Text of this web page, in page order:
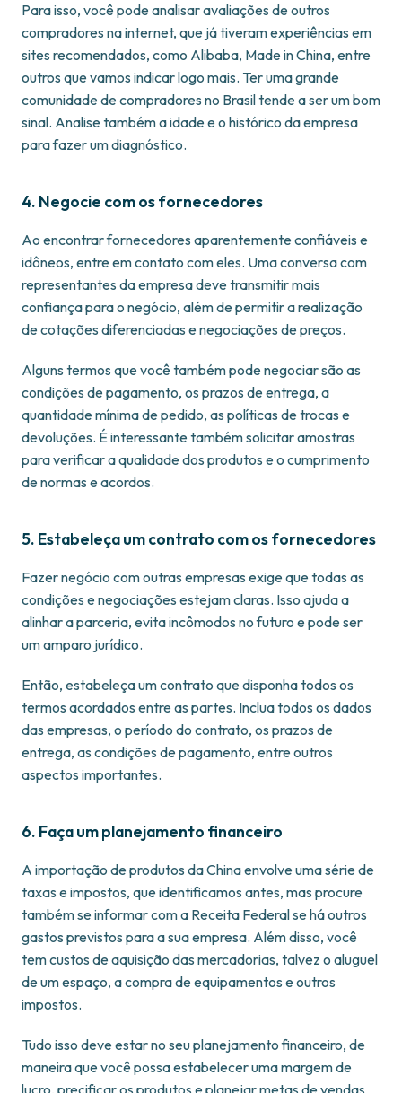
Para isso, você pode analisar avaliações de outros
compradores na internet, que já tiveram experiências em
sites recomendados, como Alibaba, Made in China, entre
outros que vamos indicar logo mais. Ter uma grande
comunidade de compradores no Brasil tende a ser um bom
sinal. Analise também a idade e o histórico da empresa
para fazer um diagnóstico.
4. Negocie com os fornecedores
Ao encontrar fornecedores aparentemente confiáveis e
idôneos, entre em contato com eles. Uma conversa com
representantes da empresa deve transmitir mais
confiança para o negócio, além de permitir a realização
de cotações diferenciadas e negociações de preços.
Alguns termos que você também pode negociar são as
condições de pagamento, os prazos de entrega, a
quantidade mínima de pedido, as políticas de trocas e
devoluções. É interessante também solicitar amostras
para verificar a qualidade dos produtos e o cumprimento
de normas e acordos.
5. Estabeleça um contrato com os fornecedores
Fazer negócio com outras empresas exige que todas as
condições e negociações estejam claras. Isso ajuda a
alinhar a parceria, evita incômodos no futuro e pode ser
um amparo jurídico.
Então, estabeleça um contrato que disponha todos os
termos acordados entre as partes. Inclua todos os dados
das empresas, o período do contrato, os prazos de
entrega, as condições de pagamento, entre outros
aspectos importantes.
6. Faça um planejamento financeiro
A importação de produtos da China envolve uma série de
taxas e impostos, que identificamos antes, mas procure
também se informar com a Receita Federal se há outros
gastos previstos para a sua empresa. Além disso, você
tem custos de aquisição das mercadorias, talvez o aluguel
de um espaço, a compra de equipamentos e outros
impostos.
Tudo isso deve estar no seu planejamento financeiro, de
maneira que você possa estabelecer uma margem de